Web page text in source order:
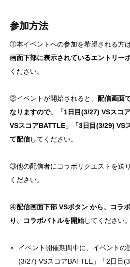
参加方法
①本イベントへの参加を希望される方
画面下部に表示されているエントリー
ください。
②イベントが開始されると、 配信画面
なりますので、「1日目(3/27) VSスコ
VSスコアBATTLE」「3日目(3/29) VS
て配信してください。
③他の配信者にコラボリクエストを送り
ください。
④配信画面下部 VSボタン から、コラ
り、コラボバトルを開始してください。
イベント開催期間中に、イベントの
(3/27) VSスコアBATTLE」「2日目